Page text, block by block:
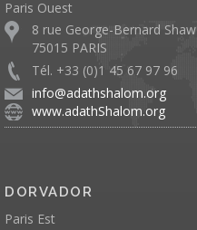
Paris Ouest
8 rue George-Bernard Shaw
75015 PARIS
Tél. +33 (0)1 45 67 97 96
info@adathshalom.org
www.adathShalom.org
DORVADOR
Paris Est